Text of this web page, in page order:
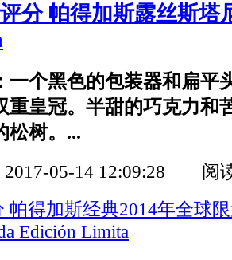
分 帕得加斯露丝斯塔
一个黑色的包装器和扁平
重皇冠。半甜的巧克力和
松树。...
2017-05-14 12:09:28 阅